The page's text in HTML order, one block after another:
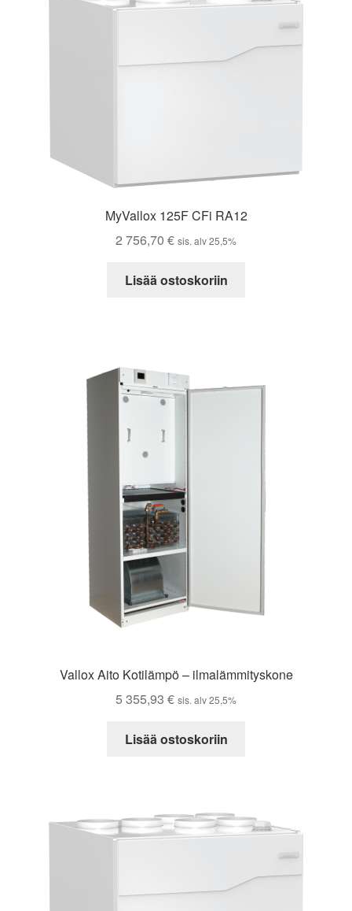
MyVallox 125F CFi RA12
2 756,70 € sis. alv 25,5%
Lisää ostoskoriin
Vallox Aito Kotilämpö – ilmalämmityskone
5 355,93 € sis. alv 25,5%
Lisää ostoskoriin